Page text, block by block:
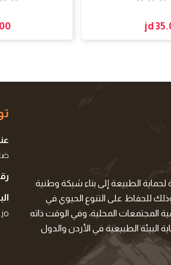
jd
الطبيعة إلى بناء شبكة وطنية
للحفاظ على التنوع الحيوي في
المجتمعات المحلية، وفي الوقت ذاته
البيئة الطبيعية في الأردن والدول